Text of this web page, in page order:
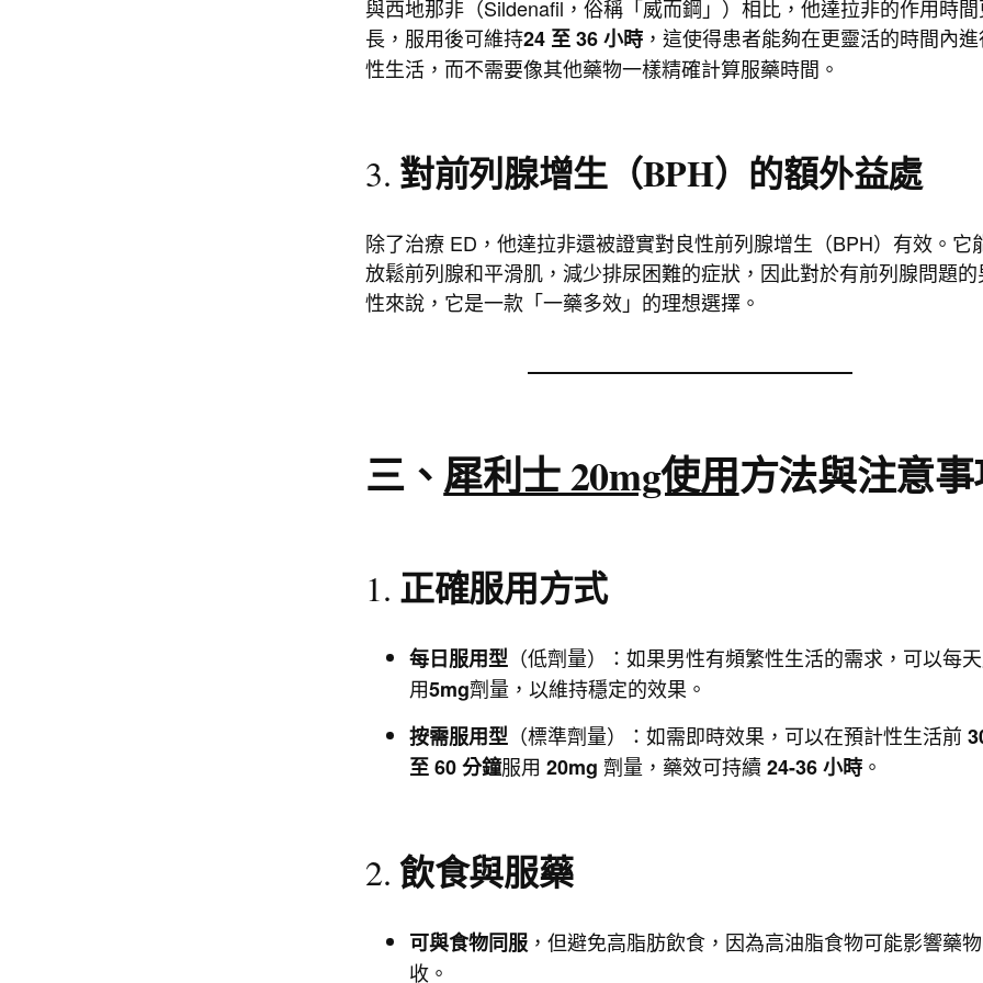
與西地那非（Sildenafil，俗稱「威而鋼」）相比，他達拉非的作用時間
長，服用後可維持24 至 36 小時，這使得患者能夠在更靈活的時間內
性生活，而不需要像其他藥物一樣精確計算服藥時間。
3. 對前列腺增生（BPH）的額外益處
除了治療 ED，他達拉非還被證實對良性前列腺增生（BPH）有效。它
放鬆前列腺和平滑肌，減少排尿困難的症狀，因此對於有前列腺問題的
性來說，它是一款「一藥多效」的理想選擇。
三、犀利士 20mg使用方法與注意
1. 正確服用方式
每日服用型 （低劑量）：如果男性有頻繁性生活的需求，可以每
用5mg劑量，以維持穩定的效果。
按需服用型 （標準劑量）：如需即時效果，可以在預計性生活前
至 60 分鐘服用 20mg 劑量，藥效可持續 24-36 小時。
2. 飲食與服藥
可與食物同服，但避免高脂肪飲食，因為高油脂食物可能影響藥
收。